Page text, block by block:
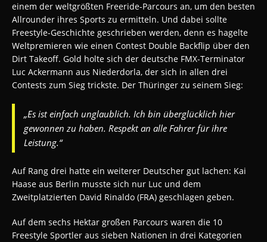
einem der weltgrößten Freeride-Parcours an, um den besten
Allrounder ihres Sports zu ermitteln. Und dabei sollte
Freestyle-Geschichte geschrieben werden, denn es hagelte
Weltpremieren wie einen Contest Double Backflip über den
Dirt Takeoff. Gold holte sich der deutsche FMX-Terminator
Luc Ackermann aus Niederdorla, der sich in allen drei
Contests zum Sieg trickste. Der Thüringer zu seinem Sieg:
„Es ist einfach unglaublich. Ich bin überglücklich hier
gewonnen zu haben. Respekt an alle Fahrer für ihre
Leistung.“
Auf Rang drei hatte ein weiterer Deutscher gut lachen: Kai
Haase aus Berlin musste sich nur Luc und dem
Zweitplatzierten David Rinaldo (FRA) geschlagen geben.
Auf dem sechs Hektar großen Parcours waren die 10
Freestyle Sportler aus sieben Nationen in drei Kategorien